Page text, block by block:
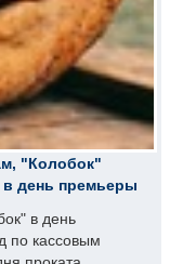
"Колобок"
в день премьеры
в день
по кассовым